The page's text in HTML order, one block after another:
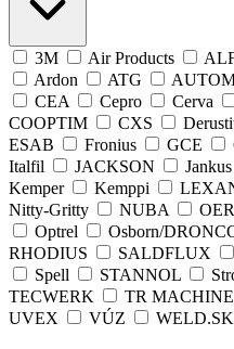
3M Air Products
Ardon
ATG
CEA
Cepro Cerva
COOPTIM
CXS
ESAB
Fronius GCE
Italfil
JACKSON Jankus
Kemper
Kemppi
Nitty-Gritty
NUBA
Optrel
Osborn/
RHODIUS
SALDFLUX
Spell
STANNOL
TECWERK
TR
UVEX
VÚZ WELD.SK